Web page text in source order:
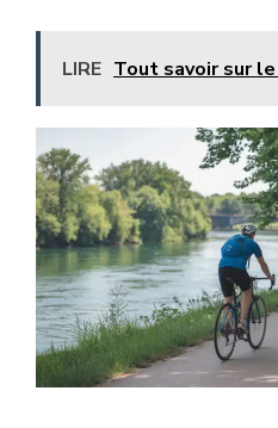
LIRE Tout savoir sur